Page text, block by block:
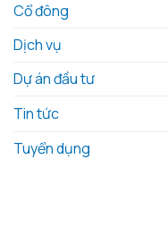
Cổ đông
Dịch vụ
Dự án đầu tư
Tin tức
Tuyển dụng